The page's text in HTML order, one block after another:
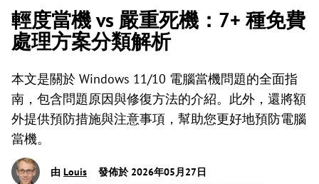
輕度當機 vs 嚴重死機：7+ 種免費
處理方案分類解析
本文是關於 Windows 11/10 電腦當機問題的全面指
南，包含問題原因與修復方法的介紹。此外，還將額
外提供預防措施與注意事項，幫助您更好地預防電腦
當機。
由 Louis
發佈於 2026年05月27日